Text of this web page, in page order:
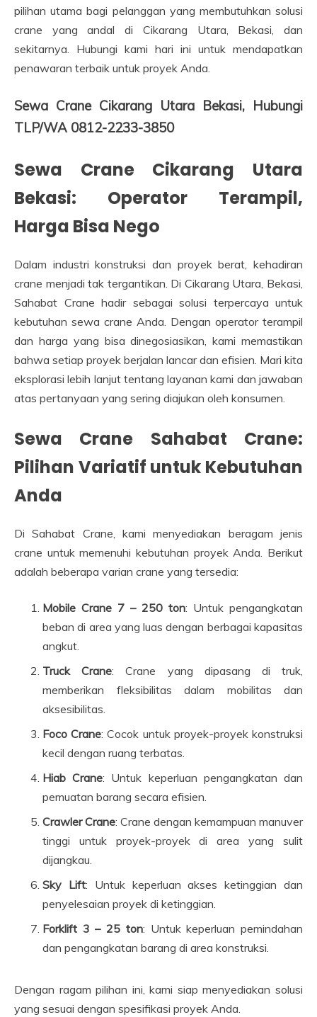
pilihan utama bagi pelanggan yang membutuhkan solusi
crane yang andal di Cikarang Utara, Bekasi, dan
sekitarnya. Hubungi kami hari ini untuk mendapatkan
penawaran terbaik untuk proyek Anda.
Sewa Crane Cikarang Utara Bekasi, Hubungi
TLP/WA 0812-2233-3850
Sewa Crane Cikarang Utara
Bekasi: Operator Terampil,
Harga Bisa Nego
Dalam industri konstruksi dan proyek berat, kehadiran
crane menjadi tak tergantikan. Di Cikarang Utara, Bekasi,
Sahabat Crane hadir sebagai solusi terpercaya untuk
kebutuhan sewa crane Anda. Dengan operator terampil
dan harga yang bisa dinegosiasikan, kami memastikan
bahwa setiap proyek berjalan lancar dan efisien. Mari kita
eksplorasi lebih lanjut tentang layanan kami dan jawaban
atas pertanyaan yang sering diajukan oleh konsumen.
Sewa Crane Sahabat Crane:
Pilihan Variatif untuk Kebutuhan
Anda
Di Sahabat Crane, kami menyediakan beragam jenis
crane untuk memenuhi kebutuhan proyek Anda. Berikut
adalah beberapa varian crane yang tersedia:
Mobile Crane 7 – 250 ton: Untuk pengangkatan
beban di area yang luas dengan berbagai kapasitas
angkut.
Truck Crane: Crane yang dipasang di truk,
memberikan fleksibilitas dalam mobilitas dan
aksesibilitas.
Foco Crane: Cocok untuk proyek-proyek konstruksi
kecil dengan ruang terbatas.
Hiab Crane: Untuk keperluan pengangkatan dan
pemuatan barang secara efisien.
Crawler Crane: Crane dengan kemampuan manuver
tinggi untuk proyek-proyek di area yang sulit
dijangkau.
Sky Lift: Untuk keperluan akses ketinggian dan
penyelesaian proyek di ketinggian.
Forklift 3 – 25 ton: Untuk keperluan pemindahan
dan pengangkatan barang di area konstruksi.
Dengan ragam pilihan ini, kami siap menyediakan solusi
yang sesuai dengan spesifikasi proyek Anda.